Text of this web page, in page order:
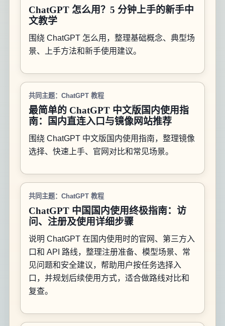
ChatGPT 怎么用？5 分钟上手的新手中
文教学
围绕 ChatGPT 怎么用，整理基础概念、典型场
景、上手方法和新手使用建议。
共同主题：ChatGPT 教程
最简单的 ChatGPT 中文版国内使用指
南：国内直连入口与镜像网站推荐
围绕 ChatGPT 中文版国内使用指南，整理镜像
选择、快速上手、官网对比和常见场景。
共同主题：ChatGPT 教程
ChatGPT 中国国内使用终极指南：访
问、注册及使用详细步骤
说明 ChatGPT 在国内使用时的官网、第三方入
口和 API 路线，整理注册准备、模型场景、常
见问题和安全建议，帮助用户按任务选择入
口，并规划后续使用方式，适合做路线对比和
复查。